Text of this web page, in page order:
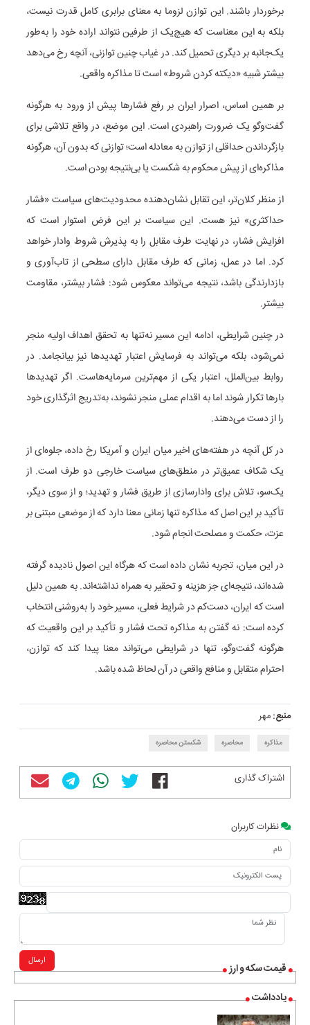
قیمت سکه و ارز
یادداشت
برخوردار باشند. این توازن لزوما به معنای برابری کامل قدرت نیست،
بلکه به این معناست که هیچ‌یک از طرفین نتواند اراده خود را به‌طور
یک‌جانبه بر دیگری تحمیل کند. در غیاب چنین توازنی، آنچه رخ می‌دهد
بیشتر شبیه «دیکته کردن شروط» است تا مذاکره واقعی.
بر همین اساس، اصرار ایران بر رفع فشارها پیش از ورود به هرگونه
گفت‌وگو یک ضرورت راهبردی است. این موضع، در واقع تلاشی برای
بازگرداندن حداقلی از توازن به معادله است؛ توازنی که بدون آن، هرگونه
مذاکره‌ای از پیش محکوم به شکست یا بی‌نتیجه بودن است.
از منظر کلان‌تر، این تقابل نشان‌دهنده محدودیت‌های سیاست «فشار
حداکثری» نیز هست. این سیاست بر این فرض استوار است که
افزایش فشار، در نهایت طرف مقابل را به پذیرش شروط وادار خواهد
کرد. اما در عمل، زمانی که طرف مقابل دارای سطحی از تاب‌آوری و
بازدارندگی باشد، نتیجه می‌تواند معکوس شود: فشار بیشتر، مقاومت
بیشتر.
در چنین شرایطی، ادامه این مسیر نه‌تنها به تحقق اهداف اولیه منجر
نمی‌شود، بلکه می‌تواند به فرسایش اعتبار تهدیدها نیز بیانجامد. در
روابط بین‌الملل، اعتبار یکی از مهم‌ترین سرمایه‌هاست. اگر تهدیدها
بارها تکرار شوند اما به اقدام عملی منجر نشوند، به‌تدریج اثرگذاری خود
را از دست می‌دهند.
در کل آنچه در هفته‌های اخیر میان ایران و آمریکا رخ داده، جلوه‌ای از
یک شکاف عمیق‌تر در منطق‌های سیاست خارجی دو طرف است. از
یک‌سو، تلاش برای وادارسازی از طریق فشار و تهدید؛ و از سوی دیگر،
تأکید بر این اصل که مذاکره تنها زمانی معنا دارد که از موضعی مبتنی بر
عزت، حکمت و مصلحت انجام شود.
در این میان، تجربه نشان داده است که هرگاه این اصول نادیده گرفته
شده‌اند، نتیجه‌ای جز هزینه و تحقیر به همراه نداشته‌اند. به همین دلیل
است که ایران، دست‌کم در شرایط فعلی، مسیر خود را به‌روشنی انتخاب
کرده است: نه گفتن به مذاکره تحت فشار و تأکید بر این واقعیت که
هرگونه گفت‌وگو، تنها در شرایطی می‌تواند معنا پیدا کند که توازن،
احترام متقابل و منافع واقعی در آن لحاظ شده باشد.
منبع:مهر
مذاکره محاصره شکستن محاصره
اشتراک گذاری
نظرات کاربران
ارسال